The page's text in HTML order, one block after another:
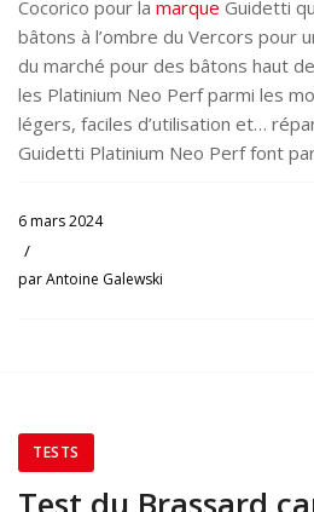
Cocorico pour la marque Guidetti
bâtons à l’ombre du Vercors pour
du marché pour des bâtons haut
les Platinium Neo Perf parmi les
légers, faciles d’utilisation et…
Guidetti Platinium Neo Perf font
6 mars 2024
/
parAntoine Galewski
TESTS